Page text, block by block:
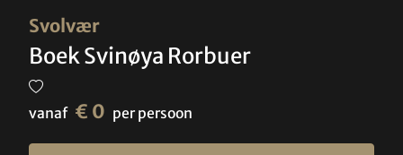
Svolvær
Boek Svinøya Rorbuer
vanaf € 0 per persoon